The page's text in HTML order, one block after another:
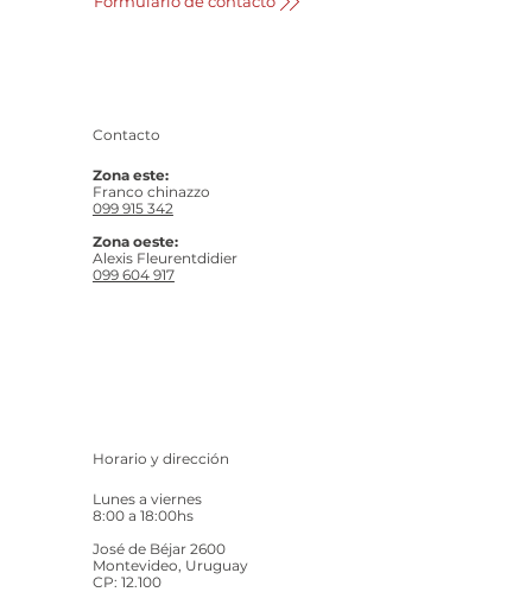
Contacto
Zona este:
Franco chinazzo
099 915 342
Zona oeste:
Alexis Fleurentdidier
099 604 917
Horario y dirección
Lunes a viernes
8:00 a 18:00hs
José de Béjar 2600
Montevideo, Uruguay
CP: 12.100